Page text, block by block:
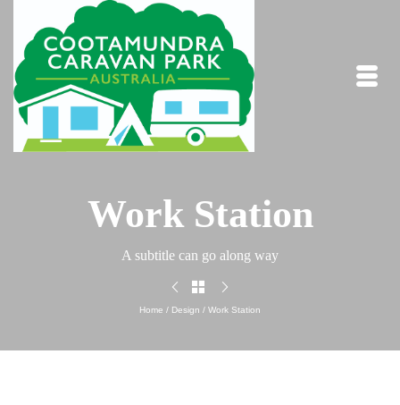
Work Station
A subtitle can go along way
Home / Design / Work Station